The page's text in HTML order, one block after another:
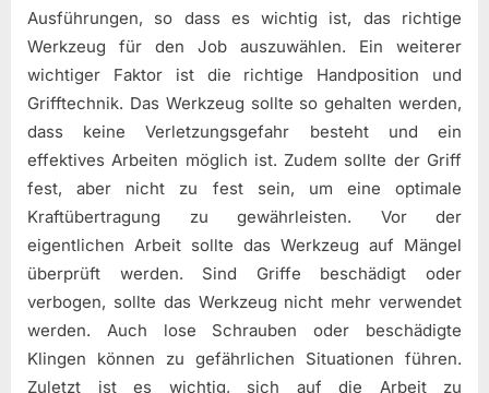
Ausführungen, so dass es wichtig ist, das richtige
Werkzeug für den Job auszuwählen. Ein weiterer
wichtiger Faktor ist die richtige Handposition und
Grifftechnik. Das Werkzeug sollte so gehalten werden,
dass keine Verletzungsgefahr besteht und ein
effektives Arbeiten möglich ist. Zudem sollte der Griff
fest, aber nicht zu fest sein, um eine optimale
Kraftübertragung zu gewährleisten. Vor der
eigentlichen Arbeit sollte das Werkzeug auf Mängel
überprüft werden. Sind Griffe beschädigt oder
verbogen, sollte das Werkzeug nicht mehr verwendet
werden. Auch lose Schrauben oder beschädigte
Klingen können zu gefährlichen Situationen führen.
Zuletzt ist es wichtig, sich auf die Arbeit zu